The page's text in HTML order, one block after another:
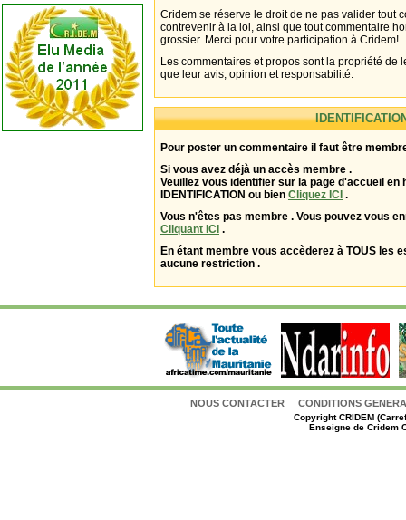
Cridem se réserve le droit de ne pas valider tout
contrevenir à la loi, ainsi que tout commentaire
grossier. Merci pour votre participation à Cridem!
Les commentaires et propos sont la propriété de
que leur avis, opinion et responsabilité.
Pour poster un commentaire il faut être
Si vous avez déjà un accès membre .
Veuillez vous identifier sur la page d'accueil en
IDENTIFICATION ou bien Cliquez ICI .
Vous n'êtes pas membre . Vous pouvez vous
Cliquant ICI .
En étant membre vous accèderez à TOUS les
aucune restriction .
NOUS CONTACTER CONDITIONS
CopyrightCRIDEM
Enseigne de Cridem